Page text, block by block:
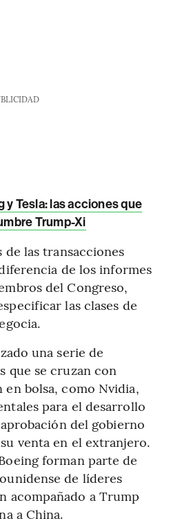
y Tesla: las acciones que
Trump-Xi
las transacciones
de los informes
del Congreso,
las clases de
una serie de
que se cruzan con
en bolsa, como Nvidia,
para el desarrollo
del gobierno
venta en el extranjero.
forman parte de
de líderes
acompañado a Trump
a China.